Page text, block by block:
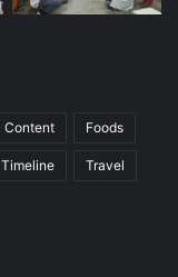
Content Foods
Timeline Travel